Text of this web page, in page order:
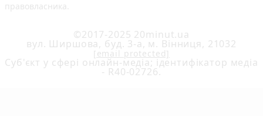
правовласника.
©2017-2025 20minut.ua
вул. Ширшова, буд. 3-а, м. Вінниця, 21032
[email protected]
Cуб'єкт у сфері онлайн-медіа; ідентифікатор медіа
- R40-02726.